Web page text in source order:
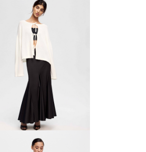
Джинсы с бахромой
6000 ₽
12 000 ₽
Кардиган на завязках